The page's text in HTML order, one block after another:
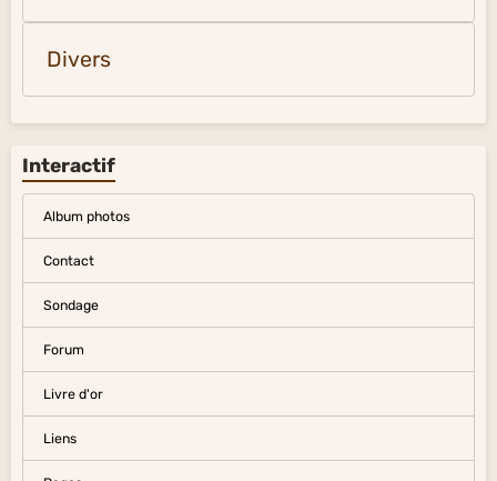
Divers
Interactif
Album photos
Contact
Sondage
Forum
Livre d'or
Liens